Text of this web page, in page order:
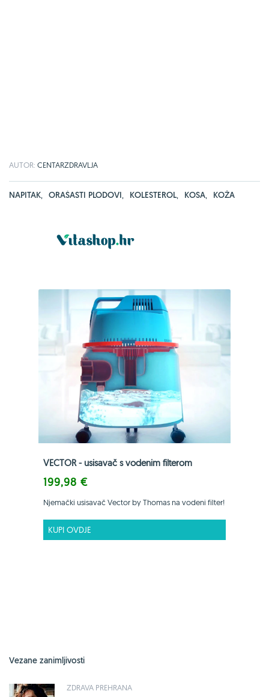
AUTOR: CENTARZDRAVLJA
NAPITAK, ORAŠASTI PLODOVI, KOLESTEROL, KOSA, KOŽA
VECTOR - usisavač s vodenim filterom
199,98 €
Njemački usisavač Vector by Thomas na vodeni filter!
KUPI OVDJE
Vezane zanimljivosti
ZDRAVA PREHRANA